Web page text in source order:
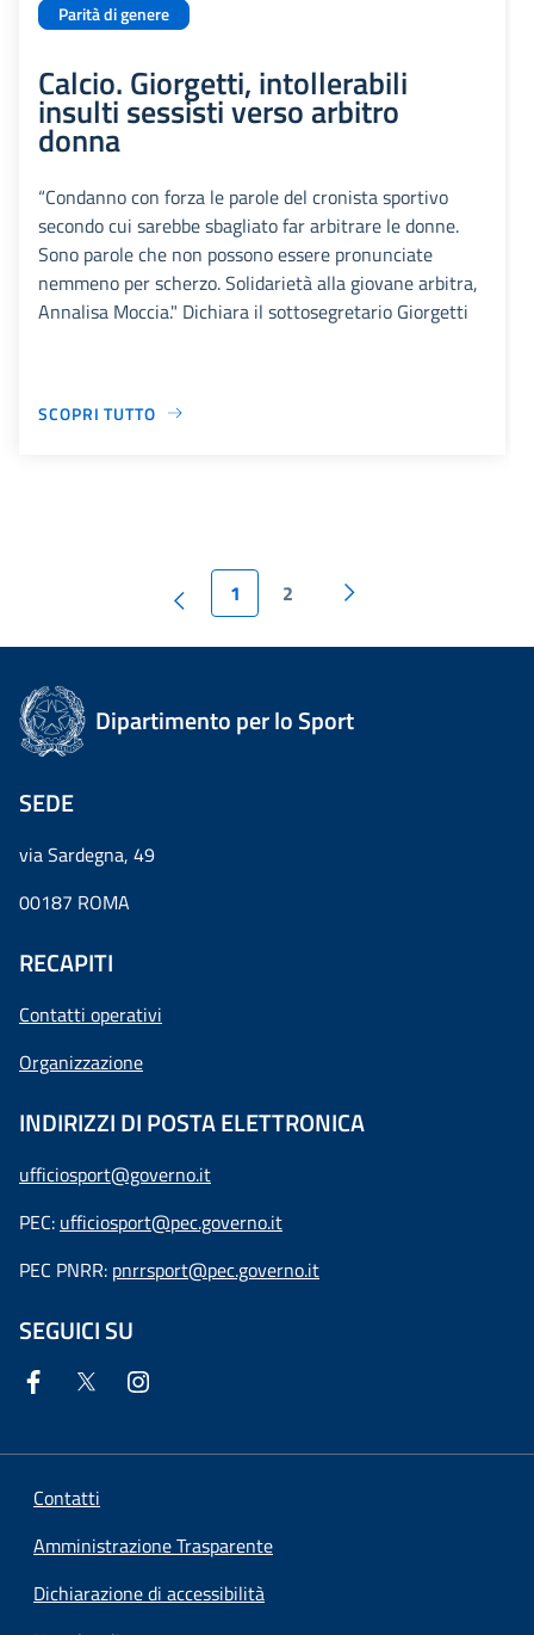
Parità di genere
Calcio. Giorgetti, intollerabili
insulti sessisti verso arbitro
donna
“Condanno con forza le parole del cronista sportivo
secondo cui sarebbe sbagliato far arbitrare le donne.
Sono parole che non possono essere pronunciate
nemmeno per scherzo. Solidarietà alla giovane arbitra,
Annalisa Moccia." Dichiara il sottosegretario Giorgetti
SCOPRI TUTTO
1 2
Dipartimento per lo Sport
SEDE
via Sardegna, 49
00187 ROMA
RECAPITI
Contatti operativi
Organizzazione
INDIRIZZI DI POSTA ELETTRONICA
ufficiosport@governo.it
PEC: ufficiosport@pec.governo.it
PEC PNRR: pnrrsport@pec.governo.it
SEGUICI SU
Contatti
Amministrazione Trasparente
Dichiarazione di accessibilità